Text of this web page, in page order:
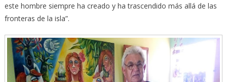
este hombre siempre ha creado y ha trascendido más allá de las
fronteras de la isla”.